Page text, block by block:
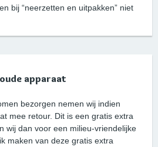
bij “neerzetten en uitpakken” niet
apparaat
bezorgen nemen wij indien
mee retour. Dit is een gratis extra
wij dan voor een milieu-vriendelijke
maken van deze gratis extra